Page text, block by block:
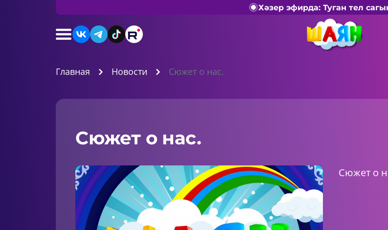
Хәзер эфирда: Туган тел
Главная Новости Сюжет о нас.
Сюжет о нас.
Сюжет о